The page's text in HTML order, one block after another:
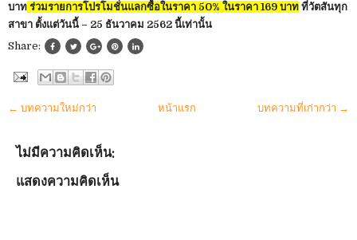
บาท ร่วมรายการโปรโมชั่นแลกซื้อในราคา 50% ในราคา 169 บาท ที่วัตสันทุก
สาขา ตั้งแต่วันนี้ – 25 ธันวาคม 2562 นี้เท่านั้น
Share:
← บทความใหม่กว่า บทความที่เก่ากว่า →
หน้าแรก
ไม่มีความคิดเห็น:
แสดงความคิดเห็น